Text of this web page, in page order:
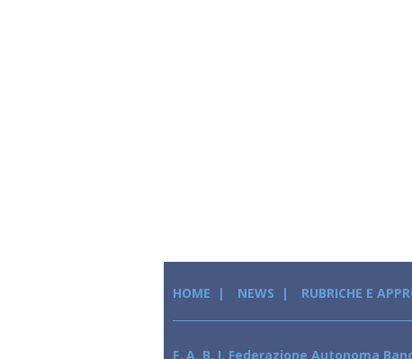
HOME NEWS RUBRICHE E
F. A. B. I. Federazione Autonoma